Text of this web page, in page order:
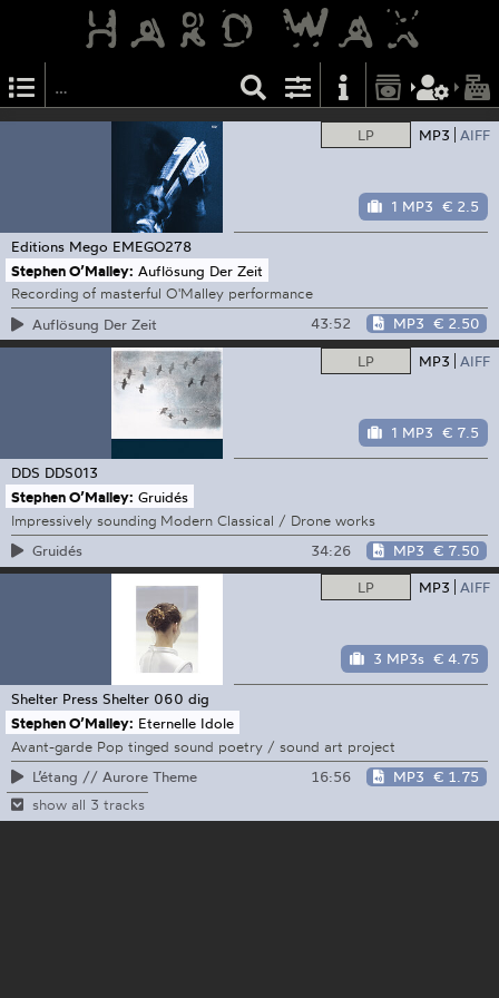
LP MP3 AIFF
1 MP3 € 2.5
Editions Mego EMEGO278
Stephen O’Malley: Auflösung Der Zeit
Recording of masterful O'Malley performance
Auflösung Der Zeit
43:52 MP3 € 2.50
LP MP3 AIFF
1 MP3 € 7.5
DDS DDS013
Stephen O’Malley: Gruidés
Impressively sounding Modern Classical / Drone works
Gruidés
34:26 MP3 € 7.50
LP MP3 AIFF
3 MP3s € 4.75
Shelter Press Shelter 060 dig
Stephen O’Malley: Eternelle Idole
Avant-garde Pop tinged sound poetry / sound art project
L’étang // Aurore Theme
16:56 MP3 € 1.75
show all 3 tracks